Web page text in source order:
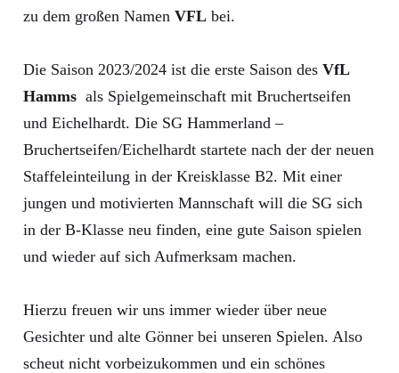
zu dem großen Namen VFL bei.
Die Saison 2023/2024 ist die erste Saison des VfL
Hamms als Spielgemeinschaft mit Bruchertseifen
und Eichelhardt. Die SG Hammerland –
Bruchertseifen/Eichelhardt startete nach der der neuen
Staffeleinteilung in der Kreisklasse B2. Mit einer
jungen und motivierten Mannschaft will die SG sich
in der B-Klasse neu finden, eine gute Saison spielen
und wieder auf sich Aufmerksam machen.
Hierzu freuen wir uns immer wieder über neue
Gesichter und alte Gönner bei unseren Spielen. Also
scheut nicht vorbeizukommen und ein schönes